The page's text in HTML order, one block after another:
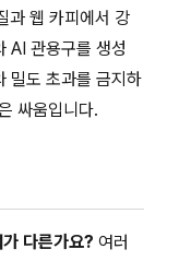
과 웹 카피에서 강
AI 관용구를 생성
밀도 초과를 금지하
싸움입니다.
다른가요? 여러